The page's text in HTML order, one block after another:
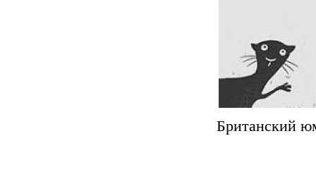
Британский